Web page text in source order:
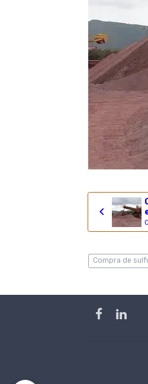
Compra de